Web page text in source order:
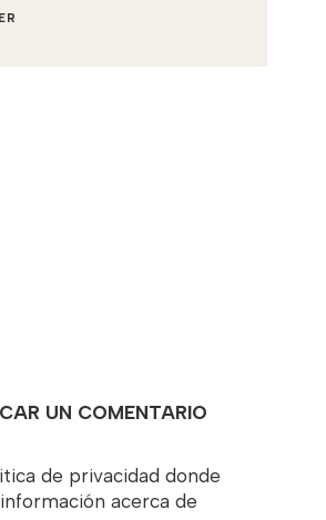
UN COMENTARIO
de privacidad donde
acerca de